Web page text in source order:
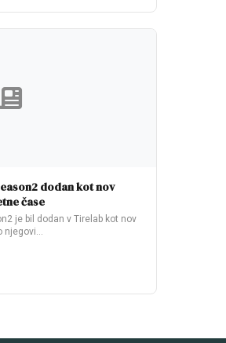
dodan kot nov
čase
je bil dodan v Tirelab kot nov
njegovi…